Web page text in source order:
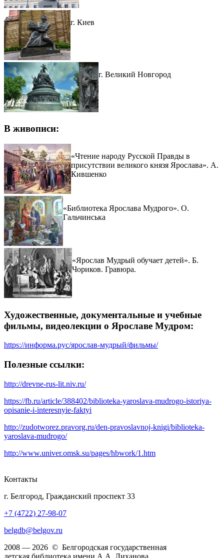
г. Киев
г. Великий Новгород
В живописи:
«Чтение народу Русской Правды в
присутствии великого князя Ярослава». А.
Кившенко
«Библиотека Ярослава Мудрого». О.
Гальчинська
«Ярослав Мудрый обучает детей». Б.
Чориков. Гравюра.
Художественные, документальные и учебные
фильмы, видеолекции о Ярославе Мудром:
https://информа.рус/ярослав-мудрый/фильмы/
Полезные ссылки:
http://drevne-rus-lit.niv.ru/
https://fb.ru/article/388402/biblioteka-yaroslava-mudrogo-istoriya-
opisanie-i-interesnyie-faktyi
http://zudotworez.pravorg.ru/den-pravoslavnoj-knigi/biblioteka-
yaroslava-mudrogo/
http://www.univer.omsk.su/pages/hbwork/1.htm
Контакты
г. Белгород, Гражданский проспект 33
+7 (4722) 27-98-07
belgdb@belgov.ru
2008 — 2026 © Белгородская государственная
детская библиотека имени А.А. Лиханова